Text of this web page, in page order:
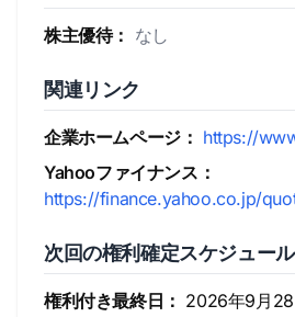
株主優待： なし
関連リンク
企業ホームページ： https://
Yahooファイナンス：
https://finance.yahoo.co.jp/
次回の権利確定スケジュール
権利付き最終日： 2026年9月